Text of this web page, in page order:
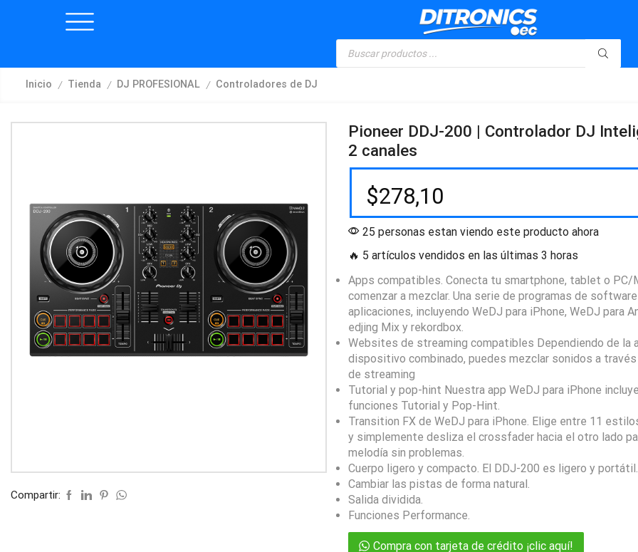
Inicio / Tienda / DJ PROFESIONAL / Controladores de DJ
Compartir:
Pioneer DDJ-200 | Controlador DJ
2 canales
$278,10
25 personas estan viendo este producto ahora
🔥 5 artículos vendidos en las últimas 3 horas
Apps compatibles. Conecta tu smartphone, tablet o PC/
comenzar a mezclar. Una serie de programas de
aplicaciones, incluyendo WeDJ para iPhone, WeDJ para
edjing Mix y rekordbox.
Websites de streaming compatibles Dependiendo de la
dispositivo combinado, puedes mezclar sonidos a
de streaming
Tutorial y pop-hint Nuestra app WeDJ para iPhone
funciones Tutorial y Pop-Hint.
Transition FX de WeDJ para iPhone. Elige entre 11
y simplemente desliza el crossfader hacia el otro lado
melodía sin problemas.
Cuerpo ligero y compacto. El DDJ-200 es ligero y portátil.
Cambiar las pistas de forma natural.
Salida dividida.
Funciones Performance.
Compra con tarjeta de crédito ¡clic aquí!